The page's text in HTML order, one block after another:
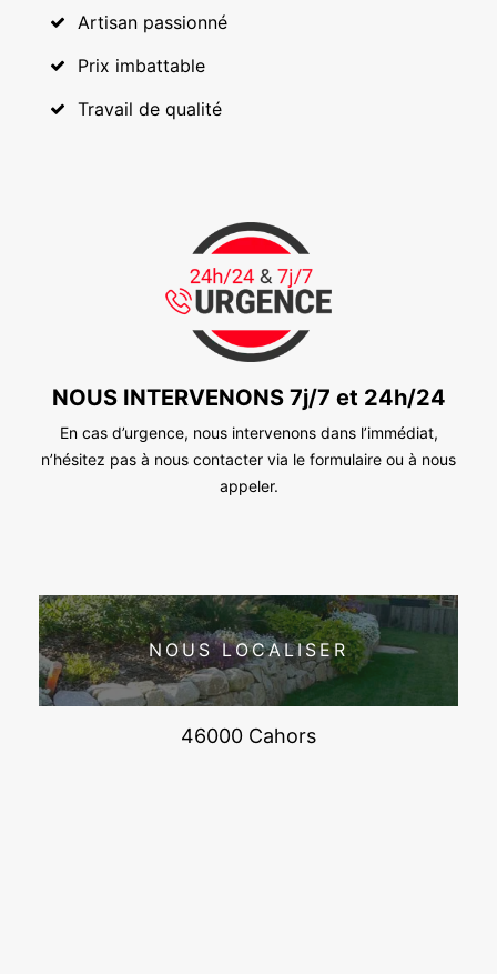
Artisan passionné
Prix imbattable
Travail de qualité
NOUS INTERVENONS 7j/7 et 24h/24
En cas d’urgence, nous intervenons dans l’immédiat,
n’hésitez pas à nous contacter via le formulaire ou à nous
appeler.
NOUS LOCALISER
46000 Cahors